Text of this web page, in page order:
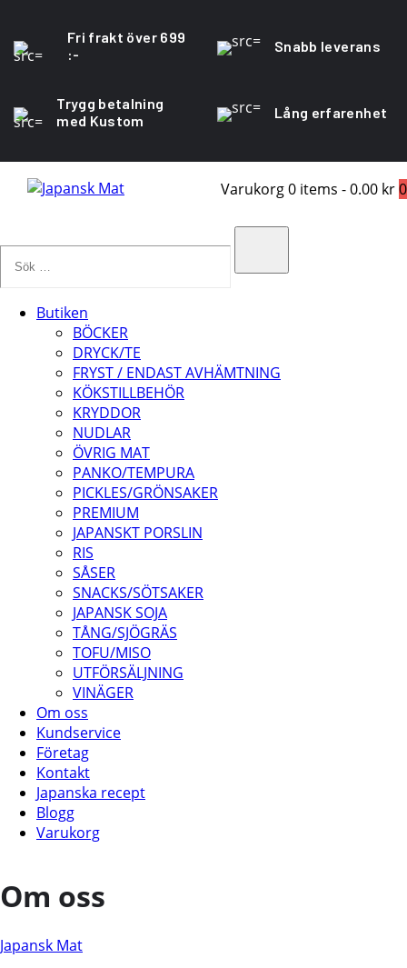
Fri frakt över 699
:-
Snabb leverans
Trygg betalning
med Kustom
Lång erfarenhet
Varukorg0 items -0.00 kr0
Butiken
BÖCKER
DRYCK/TE
FRYST / ENDAST AVHÄMTNING
KÖKSTILLBEHÖR
KRYDDOR
NUDLAR
ÖVRIG MAT
PANKO/TEMPURA
PICKLES/GRÖNSAKER
PREMIUM
JAPANSKT PORSLIN
RIS
SÅSER
SNACKS/SÖTSAKER
JAPANSK SOJA
TÅNG/SJÖGRÄS
TOFU/MISO
UTFÖRSÄLJNING
VINÄGER
Om oss
Kundservice
Företag
Kontakt
Japanska recept
Blogg
Varukorg
Om oss
Japansk Mat